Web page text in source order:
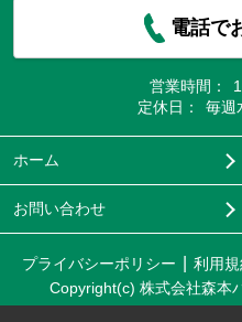
電話で
営業時間：
定休日：
毎週
ホーム
お問い合わせ
プライバシーポリシー 利用規
Copyright(c) 株式会社森本